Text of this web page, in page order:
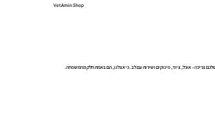
VetAmin Shop
צריכה – אוכל, ציוד, פינוקים ושירות עם לב. כי אצלנו, הם באמת חלק מהמשפחה.